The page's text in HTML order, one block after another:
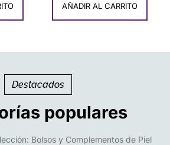
AÑADIR AL CARRITO
Destacados
populares
Bolsos y Complementos de Piel